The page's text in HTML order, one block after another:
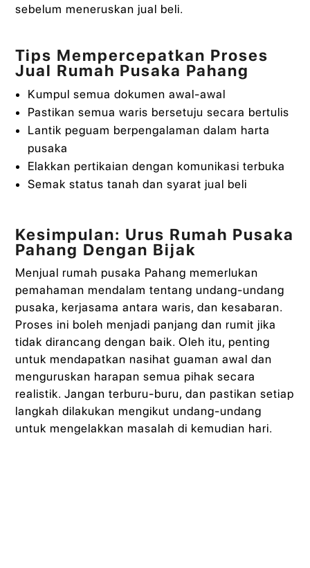
sebelum meneruskan jual beli.
Tips Mempercepatkan Proses
Jual Rumah Pusaka Pahang
Kumpul semua dokumen awal-awal
Pastikan semua waris bersetuju secara bertulis
Lantik peguam berpengalaman dalam harta
pusaka
Elakkan pertikaian dengan komunikasi terbuka
Semak status tanah dan syarat jual beli
Kesimpulan: Urus Rumah Pusaka
Pahang Dengan Bijak
Menjual rumah pusaka Pahang memerlukan
pemahaman mendalam tentang undang-undang
pusaka, kerjasama antara waris, dan kesabaran.
Proses ini boleh menjadi panjang dan rumit jika
tidak dirancang dengan baik. Oleh itu, penting
untuk mendapatkan nasihat guaman awal dan
menguruskan harapan semua pihak secara
realistik. Jangan terburu-buru, dan pastikan setiap
langkah dilakukan mengikut undang-undang
untuk mengelakkan masalah di kemudian hari.